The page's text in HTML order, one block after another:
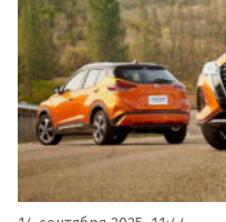
695 000 рублей,